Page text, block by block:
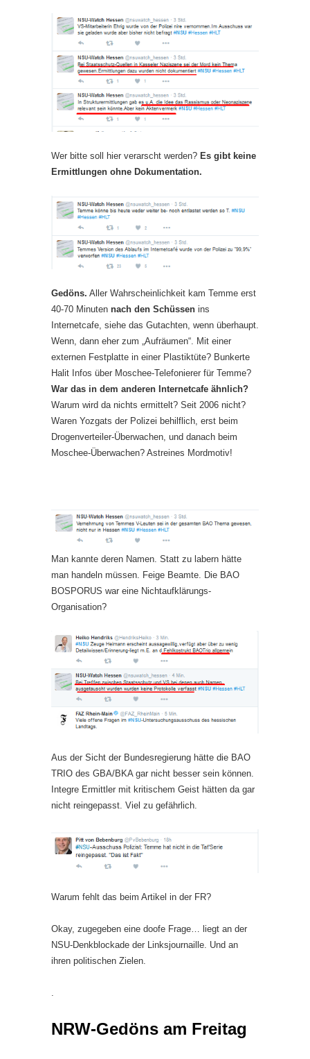
Wer bitte soll hier verarscht werden? Es gibt keine
Ermittlungen ohne Dokumentation.
Gedöns. Aller Wahrscheinlichkeit kam Temme erst
40-70 Minuten nach den Schüssen ins
Internetcafe, siehe das Gutachten, wenn überhaupt.
Wenn, dann eher zum „Aufräumen“. Mit einer
externen Festplatte in einer Plastiktüte? Bunkerte
Halit Infos über Moschee-Telefonierer für Temme?
War das in dem anderen Internetcafe ähnlich?
Warum wird da nichts ermittelt? Seit 2006 nicht?
Waren Yozgats der Polizei behilflich, erst beim
Drogenverteiler-Überwachen, und danach beim
Moschee-Überwachen? Astreines Mordmotiv!
Man kannte deren Namen. Statt zu labern hätte
man handeln müssen. Feige Beamte. Die BAO
BOSPORUS war eine Nichtaufklärungs-
Organisation?
Aus der Sicht der Bundesregierung hätte die BAO
TRIO des GBA/BKA gar nicht besser sein können.
Integre Ermittler mit kritischem Geist hätten da gar
nicht reingepasst. Viel zu gefährlich.
Warum fehlt das beim Artikel in der FR?
Okay, zugegeben eine doofe Frage… liegt an der
NSU-Denkblockade der Linksjournaille. Und an
ihren politischen Zielen.
NRW-Gedöns am Freitag